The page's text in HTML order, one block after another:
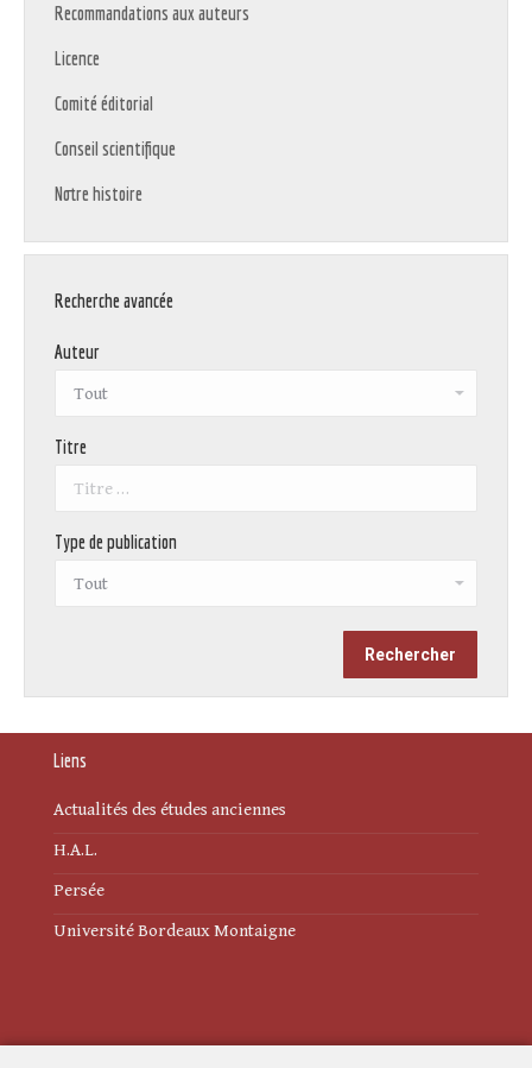
Recommandations aux auteurs
Licence
Comité éditorial
Conseil scientifique
Notre histoire
Recherche avancée
Auteur
Titre
Type de publication
Liens
Actualités des études anciennes
H.A.L.
Persée
Université Bordeaux Montaigne